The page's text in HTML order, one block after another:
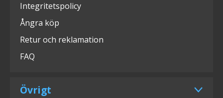
Integritetspolicy
Ångra köp
Retur och reklamation
FAQ
Övrigt